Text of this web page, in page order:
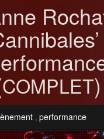
COMPLET)
, performance